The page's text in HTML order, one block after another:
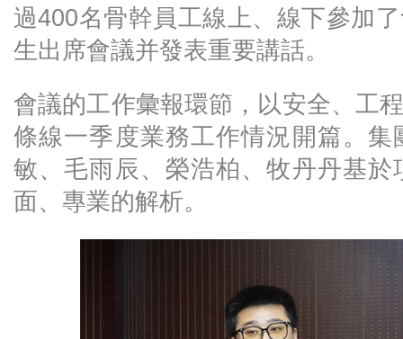
過400名骨幹員工線上、線下參加
生出席會議并發表重要講話。
會議的工作彙報環節，以安全、工
條線一季度業務工作情況開篇。
敏、毛雨辰、榮浩柏、牧丹丹基
面、專業的解析。